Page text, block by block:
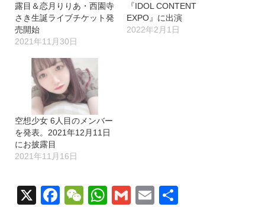
露目＆恋月りりあ・西園寺
さき生誕ライブチケット発
売開始
2021年11月30日
『IDOL CONTENT
EXPO』に出演
2022年2月1日
空想少女 6人目のメンバー
を発表。2021年12月11日
にお披露目
2021年11月16日
X Facebook
WeChat
WhatsApp
GmailEmail